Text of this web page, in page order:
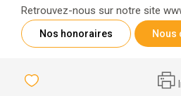
Retrouvez-nous sur notre site
Nos honoraires Nous